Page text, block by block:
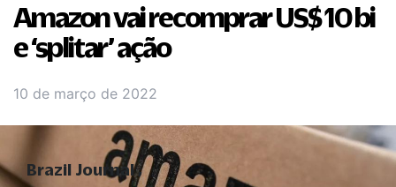
Amazon vai recomprar US$ 10 bi
e ‘splitar’ ação
10 de março de 2022
Brazil Journal